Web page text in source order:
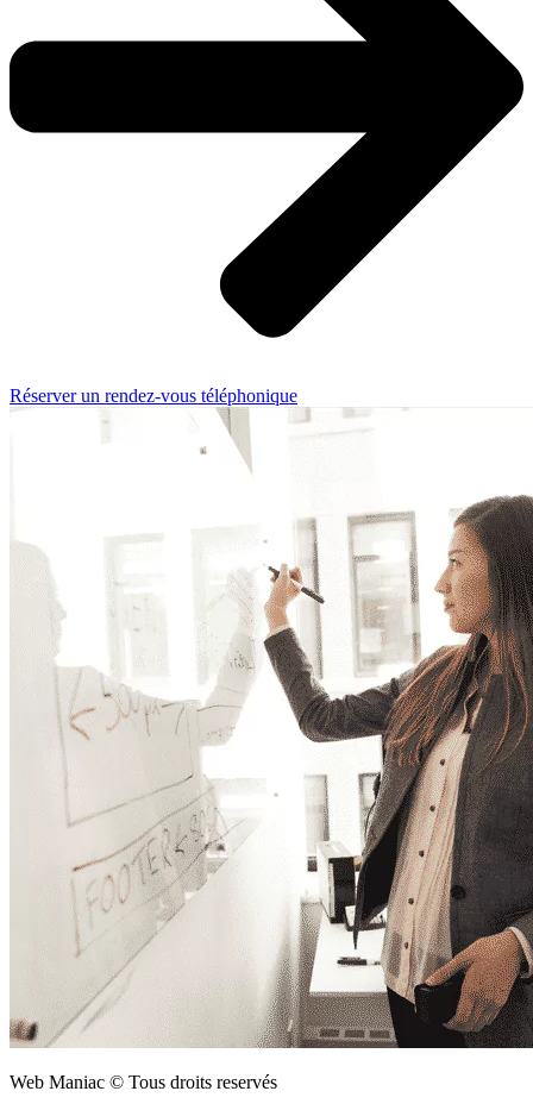
Réserver un rendez-vous téléphonique
Web Maniac © Tous droits reservés